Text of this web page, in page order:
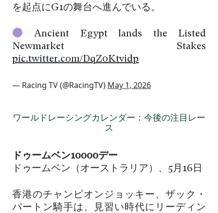
を起点にG1の舞台へ進んでいる。
Ancient Egypt lands the Listed
Newmarket Stakes
pic.twitter.com/DqZ0Ktvidp
— Racing TV (@RacingTV) May 1, 2026
ワールドレーシングカレンダー：今後の注目レー
ス
ドゥームベン10000デー
ドゥームベン（オーストラリア）、5月16日
香港のチャンピオンジョッキー、ザック・
パートン騎手は、見習い時代にリーディン